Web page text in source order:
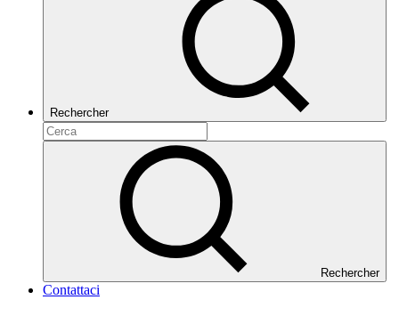
Rechercher
Rechercher
Contattaci